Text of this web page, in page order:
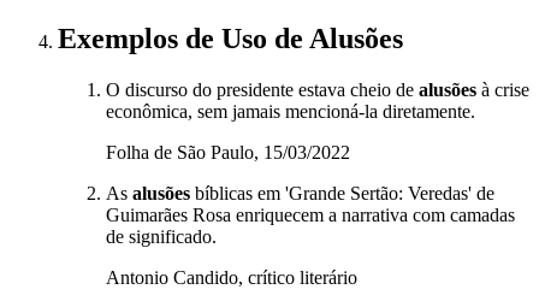
Exemplos de Uso de Alusões
O discurso do presidente estava cheio de alusões à crise
econômica, sem jamais mencioná-la diretamente.
Folha de São Paulo, 15/03/2022
As alusões bíblicas em 'Grande Sertão: Veredas' de
Guimarães Rosa enriquecem a narrativa com camadas
de significado.
Antonio Candido, crítico literário